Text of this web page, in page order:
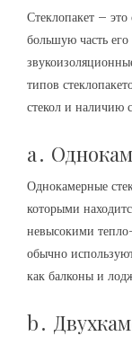
Стеклопакет – это
большую часть
типов
стекол и наличию
a․
Однокамерные
которыми
невысокими
обычно
как балконы и
b․